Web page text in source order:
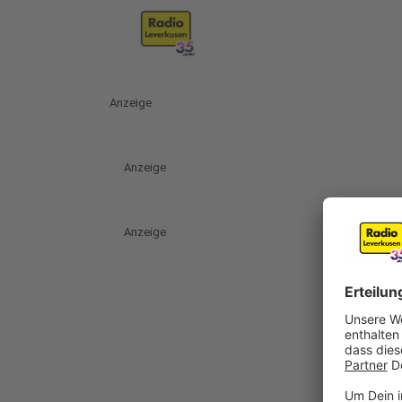
Anzeige
Anzeige
Anzeige